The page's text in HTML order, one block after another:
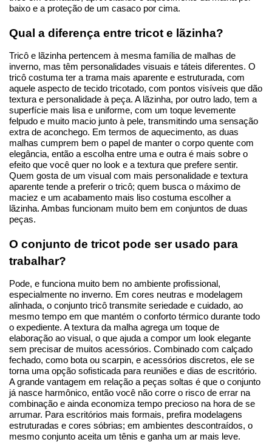
baixo e a proteção de um casaco por cima.
Qual a diferença entre tricot e lãzinha?
Tricô e lãzinha pertencem à mesma família de malhas de
inverno, mas têm personalidades visuais e táteis diferentes. O
tricô costuma ter a trama mais aparente e estruturada, com
aquele aspecto de tecido tricotado, com pontos visíveis que dão
textura e personalidade à peça. A lãzinha, por outro lado, tem a
superfície mais lisa e uniforme, com um toque levemente
felpudo e muito macio junto à pele, transmitindo uma sensação
extra de aconchego. Em termos de aquecimento, as duas
malhas cumprem bem o papel de manter o corpo quente com
elegância, então a escolha entre uma e outra é mais sobre o
efeito que você quer no look e a textura que prefere sentir.
Quem gosta de um visual com mais personalidade e textura
aparente tende a preferir o tricô; quem busca o máximo de
maciez e um acabamento mais liso costuma escolher a
lãzinha. Ambas funcionam muito bem em conjuntos de duas
peças.
O conjunto de tricot pode ser usado para
trabalhar?
Pode, e funciona muito bem no ambiente profissional,
especialmente no inverno. Em cores neutras e modelagem
alinhada, o conjunto tricô transmite seriedade e cuidado, ao
mesmo tempo em que mantém o conforto térmico durante todo
o expediente. A textura da malha agrega um toque de
elaboração ao visual, o que ajuda a compor um look elegante
sem precisar de muitos acessórios. Combinado com calçado
fechado, como bota ou scarpin, e acessórios discretos, ele se
torna uma opção sofisticada para reuniões e dias de escritório.
A grande vantagem em relação a peças soltas é que o conjunto
já nasce harmônico, então você não corre o risco de errar na
combinação e ainda economiza tempo precioso na hora de se
arrumar. Para escritórios mais formais, prefira modelagens
estruturadas e cores sóbrias; em ambientes descontraídos, o
mesmo conjunto aceita um tênis e ganha um ar mais leve.